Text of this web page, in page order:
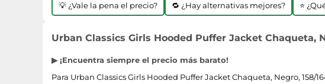
💡 ¿Vale la pena el precio? 🔁 ¿Hay alternativas mejores? ⭐
Urban Classics Girls Hooded Puffer Jacket Chaqueta,
▶ ¡Encuentra siempre el precio más barato!
Para Urban Classics Girls Hooded Puffer Jacket Chaqueta, Negro,